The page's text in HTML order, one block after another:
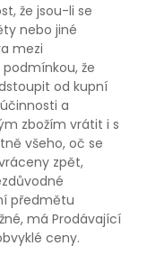
že jsou-li se
nebo jiné
mezi
že
od kupní
a
zbožím vrátit i s
všeho, oč se
zpět,
předmětu
má Prodávající
ceny.